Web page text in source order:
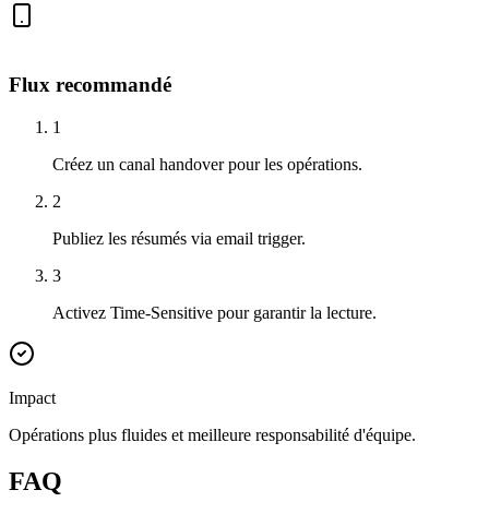
Flux recommandé
1
Créez un canal handover pour les opérations.
2
Publiez les résumés via email trigger.
3
Activez Time-Sensitive pour garantir la lecture.
Impact
Opérations plus fluides et meilleure responsabilité d'équipe.
FAQ